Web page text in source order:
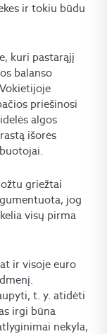
ir tokiu būdu
kuri pastarąjį
balanso
priešinosi
algos
išorės
griežtai
jog
visų pirma
ir visoje euro
t. y. atidėti
irgi būna
nekyla,